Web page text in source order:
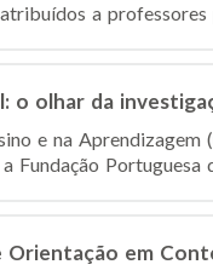
a
o olhar da
e na Aprendizagem
Fundação
Orientação em